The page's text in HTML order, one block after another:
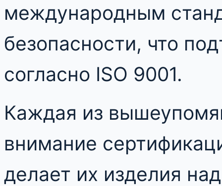
международным
безопасности, что
согласно ISO 9001.
Каждая из
внимание
делает их изделия